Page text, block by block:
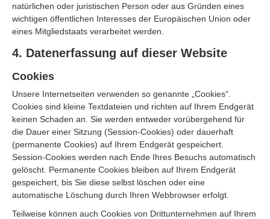
natürlichen oder juristischen Person oder aus Gründen eines
wichtigen öffentlichen Interesses der Europäischen Union oder
eines Mitgliedstaats verarbeitet werden.
4. Datenerfassung auf dieser Website
Cookies
Unsere Internetseiten verwenden so genannte „Cookies“.
Cookies sind kleine Textdateien und richten auf Ihrem Endgerät
keinen Schaden an. Sie werden entweder vorübergehend für
die Dauer einer Sitzung (Session-Cookies) oder dauerhaft
(permanente Cookies) auf Ihrem Endgerät gespeichert.
Session-Cookies werden nach Ende Ihres Besuchs automatisch
gelöscht. Permanente Cookies bleiben auf Ihrem Endgerät
gespeichert, bis Sie diese selbst löschen oder eine
automatische Löschung durch Ihren Webbrowser erfolgt.
Teilweise können auch Cookies von Drittunternehmen auf Ihrem